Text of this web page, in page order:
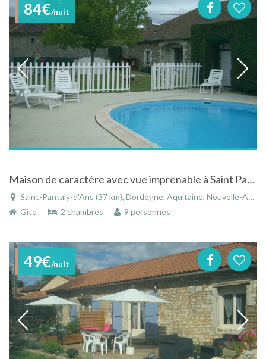
84€/nuit
Maison de caractère avec vue imprenable à Saint Pantaly d'Ans en Aquitaine avec piscine dans un hameau calme
Saint-Pantaly-d'Ans (37 km), Dordogne, Aquitaine, Nouvelle-Aquitaine, France
Gîte
2 chambres 9 personnes
49€/nuit